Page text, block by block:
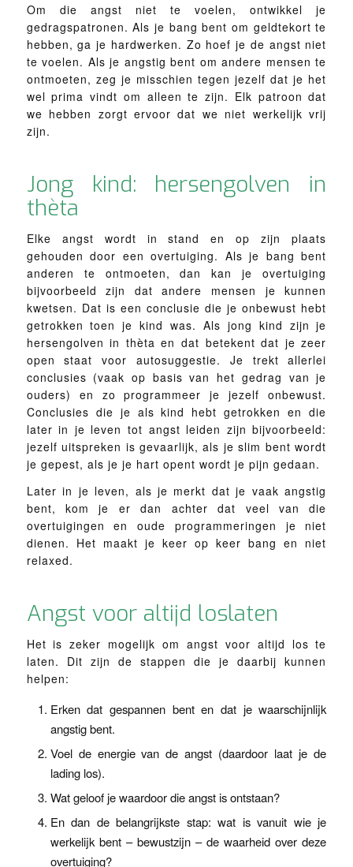
Om die angst niet te voelen, ontwikkel je
gedragspatronen. Als je bang bent om geldtekort te
hebben, ga je hardwerken. Zo hoef je de angst niet
te voelen. Als je angstig bent om andere mensen te
ontmoeten, zeg je misschien tegen jezelf dat je het
wel prima vindt om alleen te zijn. Elk patroon dat
we hebben zorgt ervoor dat we niet werkelijk vrij
zijn.
Jong kind: hersengolven in
thèta
Elke angst wordt in stand en op zijn plaats
gehouden door een overtuiging. Als je bang bent
anderen te ontmoeten, dan kan je overtuiging
bijvoorbeeld zijn dat andere mensen je kunnen
kwetsen. Dat is een conclusie die je onbewust hebt
getrokken toen je kind was. Als jong kind zijn je
hersengolven in thèta en dat betekent dat je zeer
open staat voor autosuggestie. Je trekt allerlei
conclusies (vaak op basis van het gedrag van je
ouders) en zo programmeer je jezelf onbewust.
Conclusies die je als kind hebt getrokken en die
later in je leven tot angst leiden zijn bijvoorbeeld:
jezelf uitspreken is gevaarlijk, als je slim bent wordt
je gepest, als je je hart opent wordt je pijn gedaan.
Later in je leven, als je merkt dat je vaak angstig
bent, kom je er dan achter dat veel van die
overtuigingen en oude programmeringen je niet
dienen. Het maakt je keer op keer bang en niet
relaxed.
Angst voor altijd loslaten
Het is zeker mogelijk om angst voor altijd los te
laten. Dit zijn de stappen die je daarbij kunnen
helpen:
Erken dat gespannen bent en dat je waarschijnlijk
angstig bent.
Voel de energie van de angst (daardoor laat je de
lading los).
Wat geloof je waardoor die angst is ontstaan?
En dan de belangrijkste stap: wat is vanuit wie je
werkelijk bent – bewustzijn – de waarheid over deze
overtuiging?